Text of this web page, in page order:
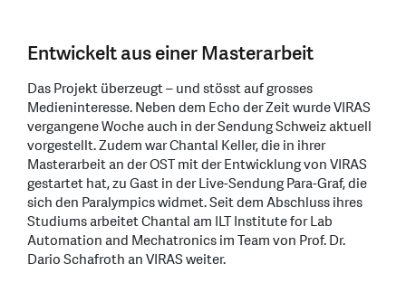
Entwickelt aus einer Masterarbeit
Das Projekt überzeugt – und stösst auf grosses
Medieninteresse. Neben dem Echo der Zeit wurde VIRAS
vergangene Woche auch in der Sendung Schweiz aktuell
vorgestellt. Zudem war Chantal Keller, die in ihrer
Masterarbeit an der OST mit der Entwicklung von VIRAS
gestartet hat, zu Gast in der Live-Sendung Para-Graf, die
sich den Paralympics widmet. Seit dem Abschluss ihres
Studiums arbeitet Chantal am ILT Institute for Lab
Automation and Mechatronics im Team von Prof. Dr.
Dario Schafroth an VIRAS weiter.